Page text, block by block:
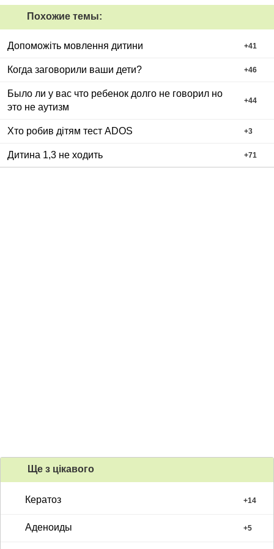
Похожие темы:
Допоможіть мовлення дитини +41
Когда заговорили ваши дети? +46
Было ли у вас что ребенок долго не говорил но
это не аутизм
+44
Хто робив дітям тест ADOS +3
Дитина 1,3 не ходить +71
Ще з цiкавого
Кератоз +14
Аденоиды +5